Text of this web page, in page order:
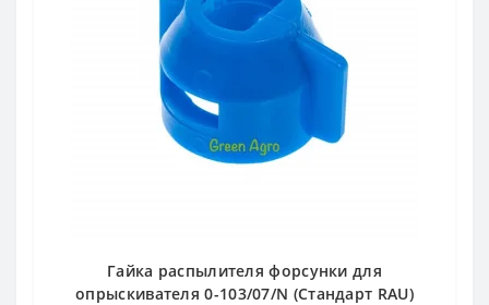
Гайка распылителя форсунки для
опрыскивателя 0-103/07/N (Стандарт RAU)